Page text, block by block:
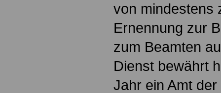
von mindestens
Ernennung zur
zum Beamten
Dienst bewährt
Jahr ein Amt